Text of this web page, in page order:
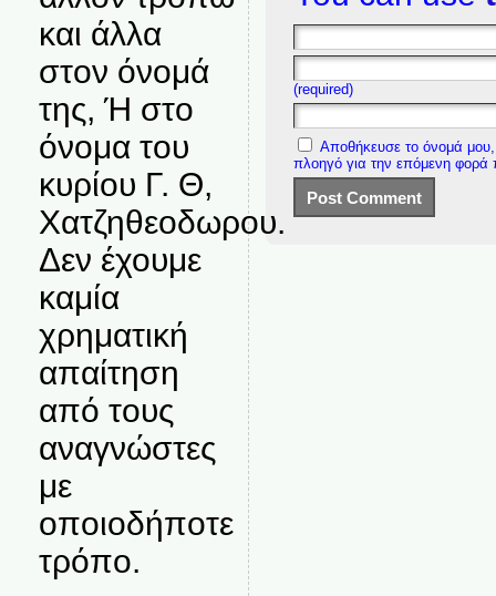
και άλλα
στον όνομά
της, Ή στο
όνομα του
κυρίου Γ. Θ,
Χατζηθεοδωρου.
Δεν έχουμε
καμία
χρηματική
απαίτηση
από τους
αναγνώστες
με
οποιοδήποτε
τρόπο.
(required)
Αποθήκευσε το όνομά μου,
πλοηγό για την επόμενη